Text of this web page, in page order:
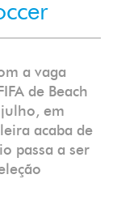
a vaga
de Beach
julho, em
acaba de
passa a ser